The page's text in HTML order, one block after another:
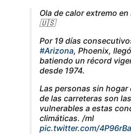
Ola de calor extremo
🇺🇸
Por 19 días
#Arizona, Phoenix,
batiendo un récord
desde 1974.
Las personas sin hogar
de las carreteras son
vulnerables a estas
climáticas. /ml
pic.twitter.com/